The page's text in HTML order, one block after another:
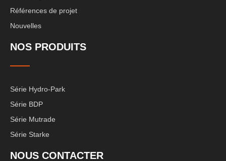
Références de projet
Nouvelles
NOS PRODUITS
Série Hydro-Park
Série BDP
Série Mutrade
Série Starke
NOUS CONTACTER